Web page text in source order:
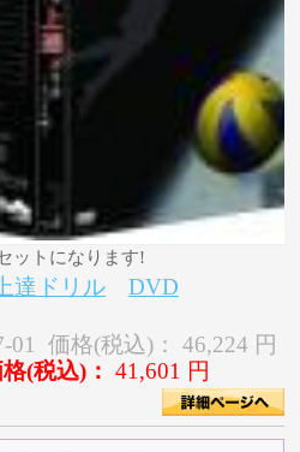
ットになります!
上達ドリル DVD
01 価格(税込)：46,224 円
(税込)： 41,601 円